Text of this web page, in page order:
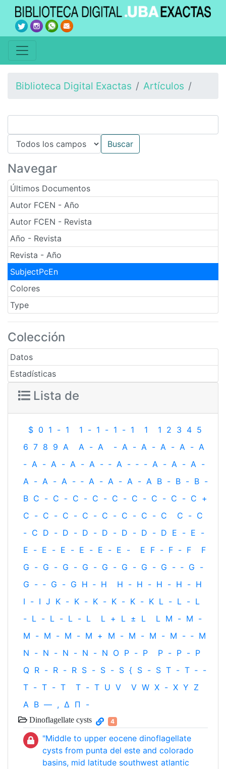
Biblioteca Digital Exactas Artículos
Navegar
Últimos Documentos
Autor FCEN - Año
Autor FCEN - Revista
Año - Revista
Revista - Año
SubjectPcEn
Colores
Type
Colección
Datos
Estadísticas
Lista de
$ 0 1 - 1 1 - 1 - 1 - 1 1 1 2 3 4 5
6 7 8 9 A A - A - A - A - A - A - A
- A - A - A - A - ‐ A - ‐ - A - A - A -
A - A - A - ‐ A - A - A - A B - B - B -
B C - C - C - C - C - C - C - C - C +
C - C - C - C - C - C - C - C C - C
- C D - D - D - D - D - D - D E - E -
E - E - E - E - E - E - E F - F - F
F
G - G - G - G - G - G - G - G - ‐ G -
G - ‐ G - G H ‐ H H - H - H - H - H
I - I J K - K - K - K - K - K L - L - L
- L - L - L - L L + L ± L L M - M -
M - M - M - M + M - M - M - M - ‐ M
N - N - N - N - N O P - P P - P - P
Q R - R - R S - S - S { S - S T - T ‐ -
T - T - T T - T U V V W X - X Y Z
Α Β — , Δ Π -
Dinoflagellate cysts 4
"Middle to upper eocene dinoflagellate
cysts from punta del este and colorado
basins, mid latitude southwest atlantic